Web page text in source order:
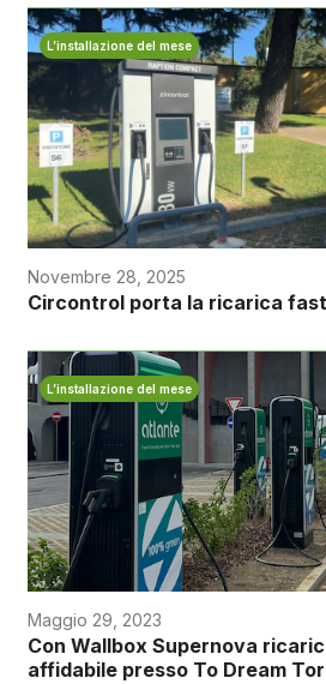
L’installazione del mese
Novembre 28, 2025
Circontrol porta la ricarica
L’installazione del mese
Maggio 29, 2023
Con Wallbox Supernova
affidabile presso To Dream